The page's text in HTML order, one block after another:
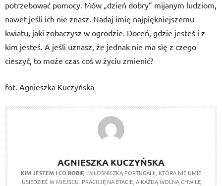
potrzebować pomocy. Mów „dzień dobry” mijanym ludziom,
nawet jeśli ich nie znasz. Nadaj imię najpiękniejszemu
kwiatu, jaki zobaczysz w ogrodzie. Doceń, gdzie jesteś i z
kim jesteś. A jeśli uznasz, że jednak nie ma się z czego
cieszyć, to może czas coś w życiu zmienić?
fot. Agnieszka Kuczyńska
AGNIESZKA KUCZYŃSKA
KIM JESTEM I CO ROBIĘ: MIŁOŚNICZKĄ PORTUGALII, KTÓRA NIE UMIE
USIEDZIEĆ W MIEJSCU. PRACUJĘ NA ETACIE, A KAŻDĄ WOLNĄ CHWILĘ